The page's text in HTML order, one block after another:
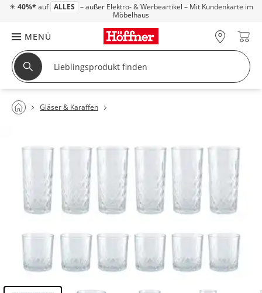
☀ 40%* auf ALLES – außer Elektro- & Werbeartikel – Mit Kundenkarte im
Möbelhaus
MENÜ
Gläser & Karaffen